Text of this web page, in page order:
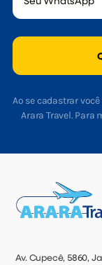
Ao se cadastrar
Arara Travel. Para
Av. Cupecê, 5860,